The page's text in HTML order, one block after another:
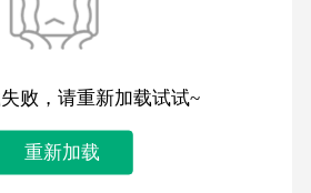
败，请重新加载试试~
重新加载